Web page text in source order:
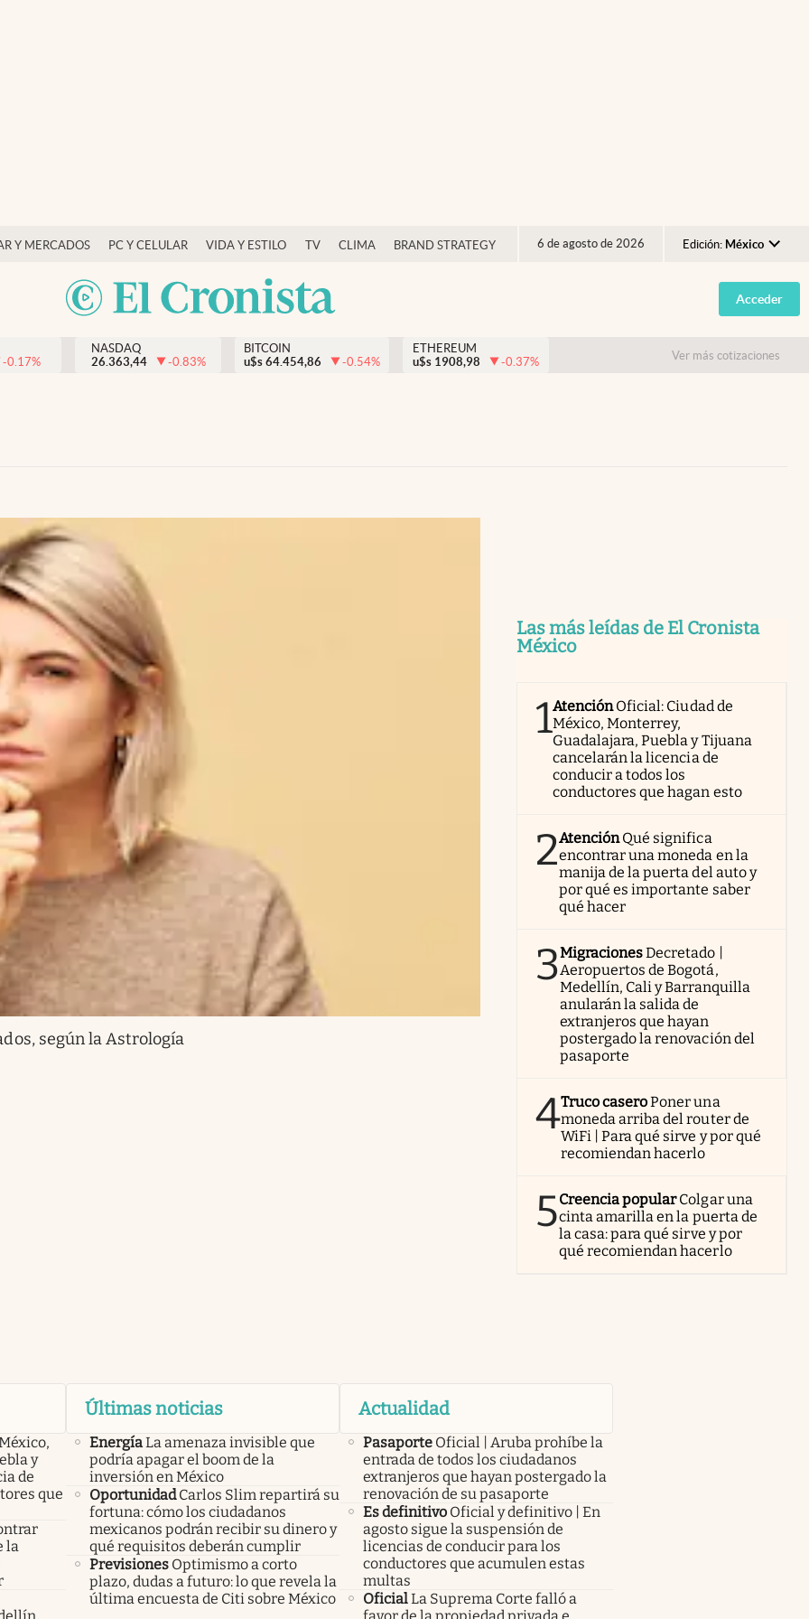
Y MERCADOS PC Y CELULAR VIDA Y ESTILO TV CLIMA BRAND STRATEGY 6 de agosto de 2026 Edición: México
Argentina
España
USA
Acceder
-0.17%
NASDAQ
26.363,44
-0.83%
BITCOIN
u$s 64.454,86 -0.54%
ETHEREUM
u$s 1908,98 -0.37% Ver más cotizaciones
según la Astrología
Las más leídas de El Cronista
México
1AtenciónOficial: Ciudad de
México, Monterrey,
Guadalajara, Puebla y Tijuana
cancelarán la licencia de
conducir a todos los
conductores que hagan esto
2AtenciónQué significa
encontrar una moneda en la
manija de la puerta del auto y
por qué es importante saber
qué hacer
3MigracionesDecretado |
Aeropuertos de Bogotá,
Medellín, Cali y Barranquilla
anularán la salida de
extranjeros que hayan
postergado la renovación del
pasaporte
4Truco caseroPoner una
moneda arriba del router de
WiFi | Para qué sirve y por qué
recomiendan hacerlo
5Creencia popularColgar una
cinta amarilla en la puerta de
la casa: para qué sirve y por
qué recomiendan hacerlo
y
de
que
la
Últimas noticias
EnergíaLa amenaza invisible que
podría apagar el boom de la
inversión en México
Oportunidad Carlos Slim repartirá su
fortuna: cómo los ciudadanos
mexicanos podrán recibir su dinero y
qué requisitos deberán cumplir
Previsiones Optimismo a corto
plazo, dudas a futuro: lo que revela la
última encuesta de Citi sobre México
Actualidad
Pasaporte Oficial | Aruba prohíbe la
entrada de todos los ciudadanos
extranjeros que hayan postergado la
renovación de su pasaporte
Es definitivo Oficial y definitivo | En
agosto sigue la suspensión de
licencias de conducir para los
conductores que acumulen estas
multas
OficialLa Suprema Corte falló a